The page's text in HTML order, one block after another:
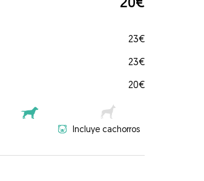
23€
23€
20€
Incluye cachorros